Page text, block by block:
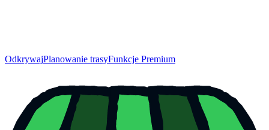
OdkrywajPlanowanie trasyFunkcje Premium